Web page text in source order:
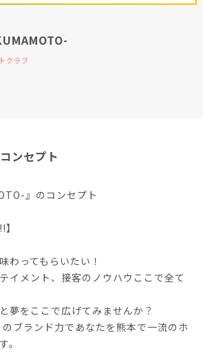
クラブ
ンセプト
』のコンセプト
わってもらいたい！
イメント、接客のノウハウここで全て
夢をここで広げてみませんか？
のブランド力であなたを熊本で一流のホ
。